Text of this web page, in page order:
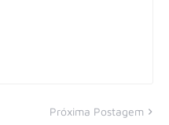
Próxima Postagem